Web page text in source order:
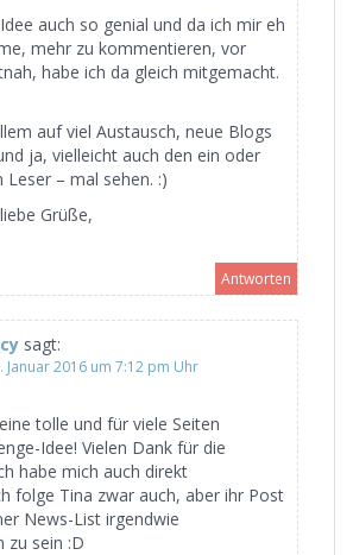
auch so genial und da ich mir eh
mehr zu kommentieren, vor
habe ich da gleich mitgemacht.
auf viel Austausch, neue Blogs
ja, vielleicht auch den ein oder
Leser – mal sehen. :)
Grüße,
Antworten
sagt:
Januar 2016 um 7:12 pm Uhr
tolle und für viele Seiten
Idee! Vielen Dank für die
habe mich auch direkt
folge Tina zwar auch, aber ihr Post
News-List irgendwie
zu sein :D